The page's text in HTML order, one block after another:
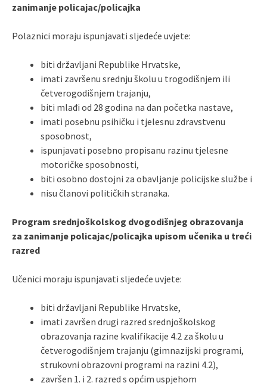
zanimanje policajac/policajka
Polaznici moraju ispunjavati sljedeće uvjete:
biti državljani Republike Hrvatske,
imati završenu srednju školu u trogodišnjem ili
četverogodišnjem trajanju,
biti mlađi od 28 godina na dan početka nastave,
imati posebnu psihičku i tjelesnu zdravstvenu
sposobnost,
ispunjavati posebno propisanu razinu tjelesne
motoričke sposobnosti,
biti osobno dostojni za obavljanje policijske službe i
nisu članovi političkih stranaka.
Program srednjoškolskog dvogodišnjeg obrazovanja
za zanimanje policajac/policajka upisom učenika u treći
razred
Učenici moraju ispunjavati sljedeće uvjete:
biti državljani Republike Hrvatske,
imati završen drugi razred srednjoškolskog
obrazovanja razine kvalifikacije 4.2 za školu u
četverogodišnjem trajanju (gimnazijski programi,
strukovni obrazovni programi na razini 4.2),
završen 1. i 2. razred s općim uspjehom